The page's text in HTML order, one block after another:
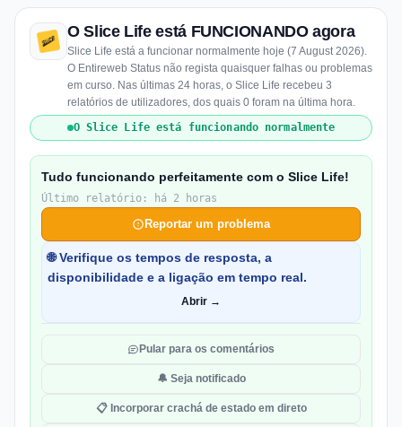
O Slice Life está FUNCIONANDO agora
Slice Life está a funcionar normalmente hoje (7 August 2026).
O Entireweb Status não regista quaisquer falhas ou problemas
em curso. Nas últimas 24 horas, o Slice Life recebeu 3
relatórios de utilizadores, dos quais 0 foram na última hora.
O Slice Life está funcionando normalmente
Tudo funcionando perfeitamente com o Slice Life!
Último relatório: há 2 horas
Reportar um problema
🌐 Verifique os tempos de resposta, a
disponibilidade e a ligação em tempo real.
Abrir →
Pular para os comentários
🔔 Seja notificado
📋 Incorporar crachá de estado em direto